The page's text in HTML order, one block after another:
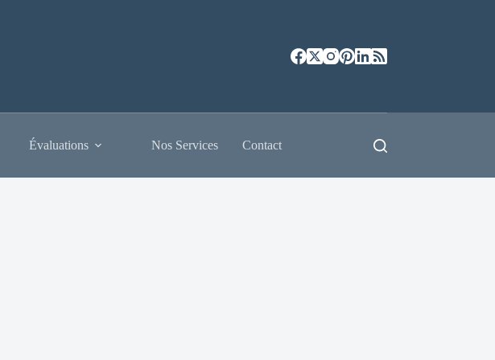
Évaluations Nos Services Contact